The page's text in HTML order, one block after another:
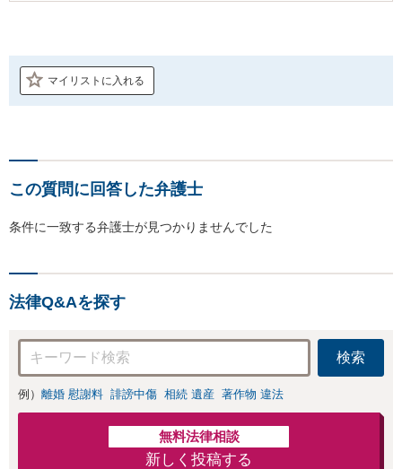
マイリストに入れる
この質問に回答した弁護士
条件に一致する弁護士が見つかりませんでした
法律Q&Aを探す
検索
例） 離婚 慰謝料 誹謗中傷 相続 遺産 著作物 違法
無料法律相談
新しく投稿する